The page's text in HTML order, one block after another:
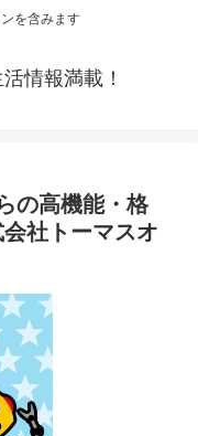
を含みます
情報満載！
の高機能・格
社トーマスオ